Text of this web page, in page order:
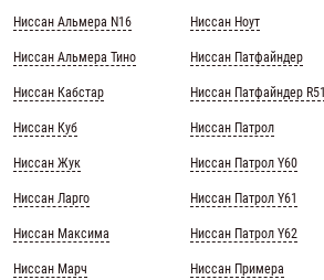
Ниссан Альмера N16
Ниссан Альмера Тино
Ниссан Кабстар
Ниссан Куб
Ниссан Жук
Ниссан Ларго
Ниссан Максима
Ниссан Марч
Ниссан Ноут
Ниссан Патфайндер
Ниссан Патфайндер R51
Ниссан Патрол
Ниссан Патрол Y60
Ниссан Патрол Y61
Ниссан Патрол Y62
Ниссан Примера